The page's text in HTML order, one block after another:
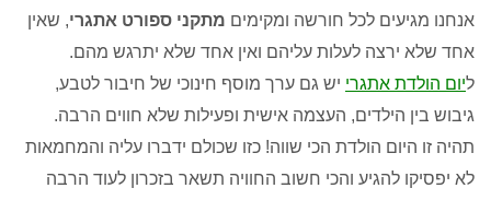
אנחנו מגיעים לכל חורשה ומקימים מתקני ספורט אתגרי, שאין
אחד שלא ירצה לעלות עליהם ואין אחד שלא יתרגש מהם.
ליום הולדת אתגרי יש גם ערך מוסף חינוכי של חיבור לטבע,
גיבוש בין הילדים, העצמה אישית ופעילות שלא חווים הרבה.
תהיה זו היום הולדת הכי שווה! כזו שכולם ידברו עליה והמחמאות
לא יפסיקו להגיע והכי חשוב החוויה תשאר בזכרון לעוד הרבה